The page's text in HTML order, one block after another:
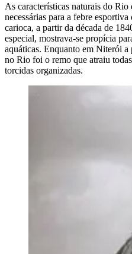
As características naturais do
necessárias para a febre
carioca, a partir da década de
especial, mostrava-se propícia
aquáticas. Enquanto em Niterói
no Rio foi o remo que atraiu
torcidas organizadas.